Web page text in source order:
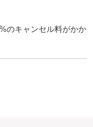
のキャンセル料がかか